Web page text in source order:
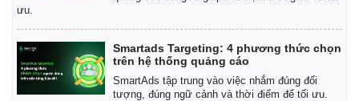
ưu.
Smartads Targeting: 4 phương thức chọn
trên hệ thống quảng cáo
SmartAds tập trung vào việc nhắm đúng đối
tượng, đúng ngữ cảnh và thời điểm để tối ưu.